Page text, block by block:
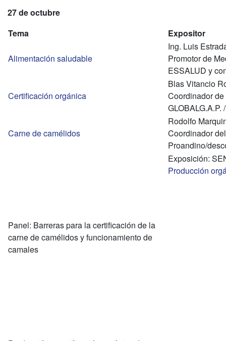
27 de octubre
Tema
Expositor
Alimentación saludable
Ing. Luis
Promotor de
ESSALUD y
Certificación orgánica
Blas Vitancio
Coordinador
GLOBALG.A.P.
Carne de camélidos
Rodolfo
Coordinador
Proandino/
Panel: Barreras para la certificación de la
carne de camélidos y funcionamiento de
camales
Exposición:
Producción